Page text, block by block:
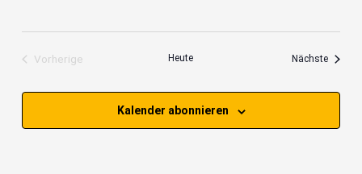
Vorherige
Heute Nächste
Kalender abonnieren